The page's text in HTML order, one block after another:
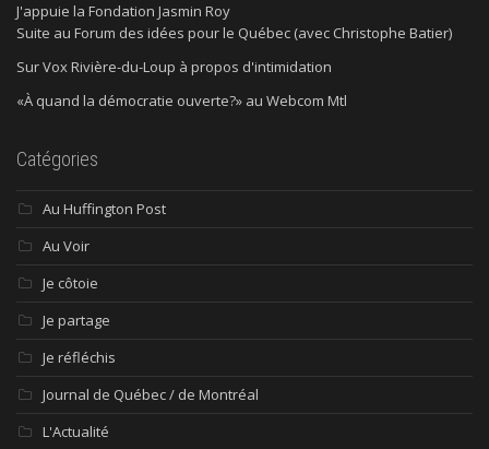
J'appuie la Fondation Jasmin Roy
Suite au Forum des idées pour le Québec (avec Christophe Batier)
Sur Vox Rivière-du-Loup à propos d'intimidation
«À quand la démocratie ouverte?» au Webcom Mtl
Catégories
Au Huffington Post
Au Voir
Je côtoie
Je partage
Je réfléchis
Journal de Québec / de Montréal
L'Actualité